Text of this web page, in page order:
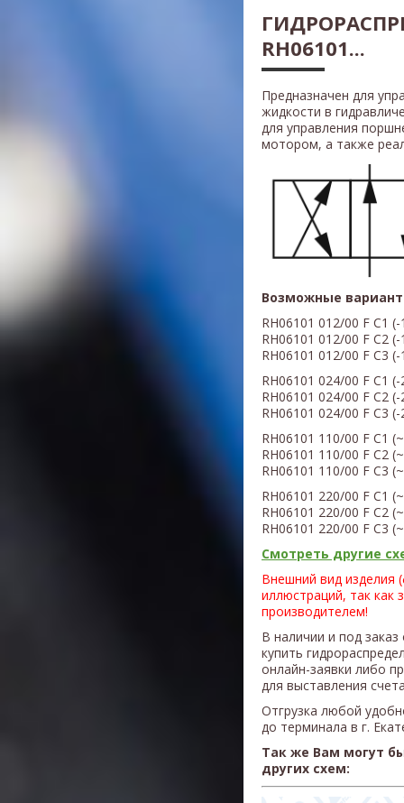
RH06101...
Предназначен для
жидкости в
для управления
мотором, а также
Возможные
RH06101 012/00 F C1 (
RH06101 012/00 F C2 (
RH06101 012/00 F C3 (
RH06101 024/00 F C1 (
RH06101 024/00 F C2 (
RH06101 024/00 F C3 (
RH06101 110/00 F C1 (
RH06101 110/00 F C2 (
RH06101 110/00 F C3 (
RH06101 220/00 F C1 (
RH06101 220/00 F C2 (
RH06101 220/00 F C3 (
Смотреть другие
Внешний вид изделия
иллюстраций, так как
производителем!
В наличии и под
купить
онлайн-заявки либо
для выставления
Отгрузка любой
до терминала в г.
Так же Вам могут
других схем: